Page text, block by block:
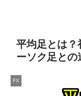
平均足とは？
ーソク足との
FX